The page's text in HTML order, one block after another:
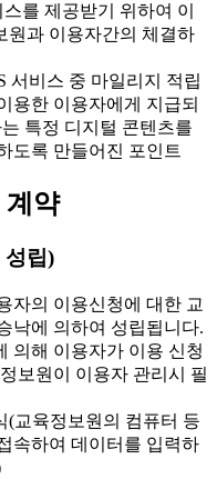
를 제공받기 위하여 이
원과 이용자간의 체결하
서비스 중 마일리지 적립
용한 이용자에게 지급되
특정 디지털 콘텐츠를
도록 만들어진 포인트
계약
성립)
자의 이용신청에 대한 교
낙에 의하여 성립됩니다.
의해 이용자가 이용 신청
보원이 이용자 관리시 필
(교육정보원의 컴퓨터 등
속하여 데이터를 입력하